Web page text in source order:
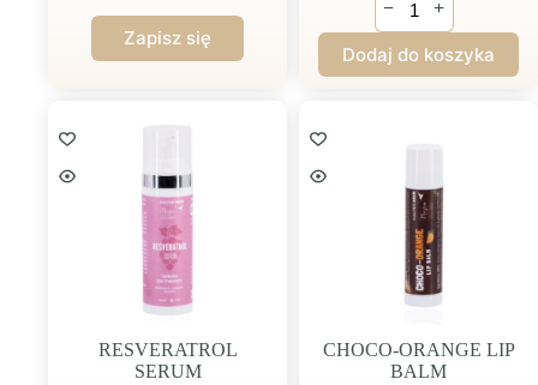
RESVERATROL
EYE
CREAM
− +
Dodaj do koszyka
RESVERATROL
SERUM
CHOCO-ORANGE LIP
BALM